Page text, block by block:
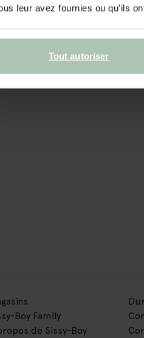
leur avez fournies ou qu'ils
Tout autoriser
Boy Family
de Sissy-Boy